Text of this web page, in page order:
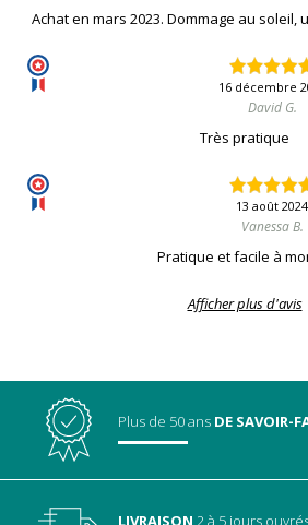
Achat en mars 2023. Dommage au soleil,
16 décembre
David G.
Très pratique
13 août 2024
Vanessa B.
Pratique et facile à
Afficher plus d'avis
Plus de 50 ans DE SAVOIR-
LIVRAISON 2 à 5 jours